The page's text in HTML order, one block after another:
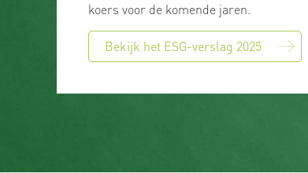
koers voor de komende jaren.
Bekijk het ESG-verslag 2025